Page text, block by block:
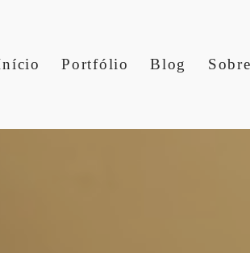
Portfólio Blog Sobre